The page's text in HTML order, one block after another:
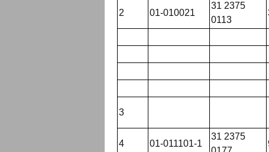
2 01-010021
31 2375
0113
3
4 01-011101-1
31 2375